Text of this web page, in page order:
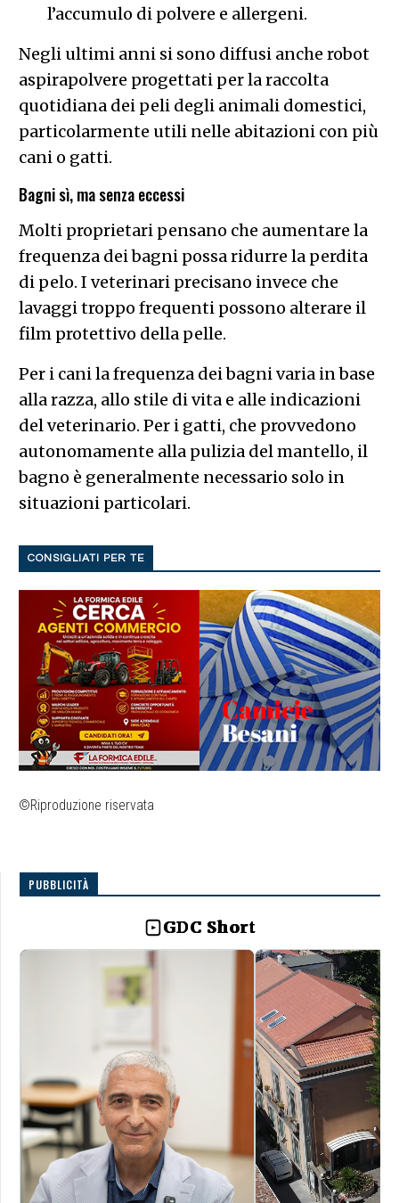
l’accumulo di polvere e allergeni.
Negli ultimi anni si sono diffusi anche robot
aspirapolvere progettati per la raccolta
quotidiana dei peli degli animali domestici,
particolarmente utili nelle abitazioni con più
cani o gatti.
Bagni sì, ma senza eccessi
Molti proprietari pensano che aumentare la
frequenza dei bagni possa ridurre la perdita
di pelo. I veterinari precisano invece che
lavaggi troppo frequenti possono alterare il
film protettivo della pelle.
Per i cani la frequenza dei bagni varia in base
alla razza, allo stile di vita e alle indicazioni
del veterinario. Per i gatti, che provvedono
autonomamente alla pulizia del mantello, il
bagno è generalmente necessario solo in
situazioni particolari.
CONSIGLIATI PER TE
©Riproduzione riservata
PUBBLICITÀ
GDC Short